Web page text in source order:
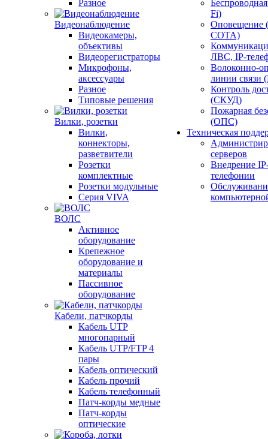
Разное
Видеонаблюдение
Видеокамеры,
объективы
Видеорегистраторы
Микрофоны,
аксессуары
Разное
Типовые решения
Вилки, розетки
Вилки,
коннекторы,
разветвители
Розетки
комплектные
Розетки модульные
Серия VIVA
ВОЛС
Активное
оборудование
Крепежное
оборудование и
материалы
Пассивное
оборудование
Кабели, патчкорды
Кабель UTP
многопарный
Кабель UTP/FTP 4
пары
Кабель оптический
Кабель прочий
Кабель телефонный
Патч-корды медные
Патч-корды
оптические
Fi)
СОТА)
ЛВС, IP-
Волоконно-
линии
Контроль
(СКУД)
Пожарная
(ОПС)
Техническая
серверов
Внедрение
телефонии